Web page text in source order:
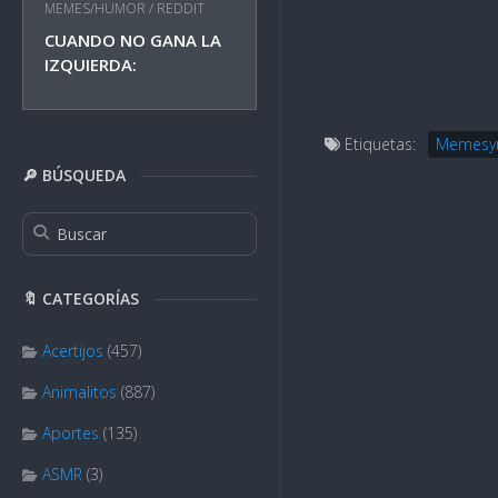
MEMES/HUMOR / REDDIT
CUANDO NO GANA LA
IZQUIERDA:
🔎 BÚSQUEDA
🔖 CATEGORÍAS
Acertijos (457)
Animalitos (887)
Aportes (135)
ASMR (3)
Etiquetas: